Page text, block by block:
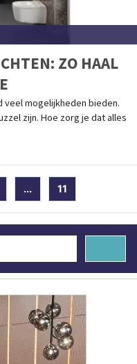
ZO HAAL
veel mogelijkheden bieden.
zijn. Hoe zorg je dat alles
... 11